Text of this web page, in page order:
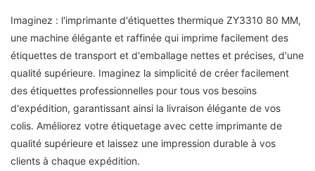
Imaginez : l'imprimante d'étiquettes thermique ZY3310 80 MM,
une machine élégante et raffinée qui imprime facilement des
étiquettes de transport et d'emballage nettes et précises, d'une
qualité supérieure. Imaginez la simplicité de créer facilement
des étiquettes professionnelles pour tous vos besoins
d'expédition, garantissant ainsi la livraison élégante de vos
colis. Améliorez votre étiquetage avec cette imprimante de
qualité supérieure et laissez une impression durable à vos
clients à chaque expédition.